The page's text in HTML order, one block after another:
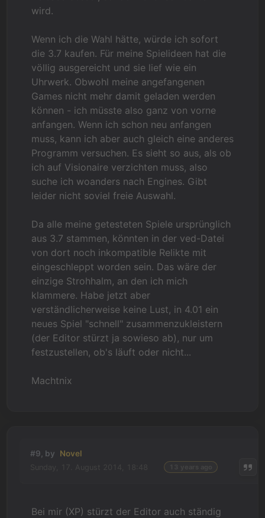
wird.
Wenn ich die Wahl hätte, würde ich sofort
die 3.7 kaufen. Für meine Spielideen hat die
völlig ausgereicht und sie lief wie ein
Uhrwerk. Obwohl meine angefangenen
Games nicht mehr damit geladen werden
können - ich müsste also ganz von vorne
anfangen. Wenn ich schon neu anfangen
muss, kann ich aber auch gleich eine anderes
Programm versuchen. Es sieht so aus, als ob
ich auf Visionaire verzichten muss, also
suche ich woanders nach Engines. Gibt
leider nicht soviel freie Auswahl.
Da alle meine getesteten Spiele ursprünglich
aus 3.7 stammen, könnten in der ved-Datei
von dort noch inkompatible Relikte mit
eingeschleppt worden sein. Das wäre der
einzige Strohhalm, an den ich mich
klammere. Habe jetzt aber
verständlicherweise keine Lust, in 4.01 ein
neues Spiel "schnell" zusammenzukleistern
(der Editor stürzt ja sowieso ab), nur um
festzustellen, ob's läuft oder nicht...
Machtnix
#9, by Novel
Bei mir (XP) stürzt der Editor auch ständig